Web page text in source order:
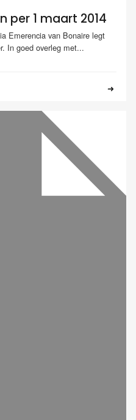
per 1 maart 2014
Emerencia van Bonaire legt
In goed overleg met...